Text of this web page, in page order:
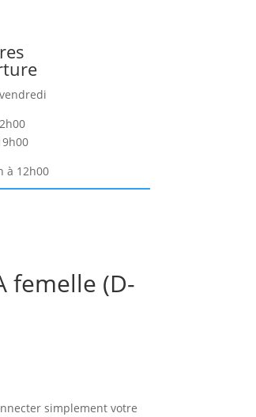
à 12h00
femelle (D-
simplement votre